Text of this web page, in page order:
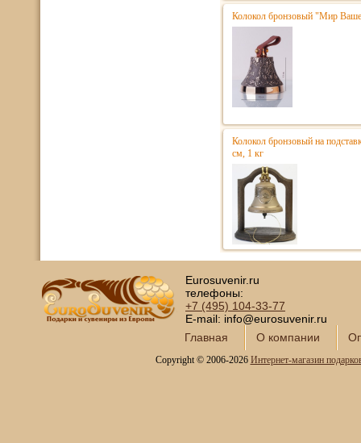
Колокол бронзовый "Мир
Колокол бронзовый на
см, 1 кг
Eurosuvenir.ru
телефоны:
+7 (495) 104-33-77
E-mail: info@eurosuvenir.ru
Главная
О компании
Copyright © 2006-2026 Интернет-магазин